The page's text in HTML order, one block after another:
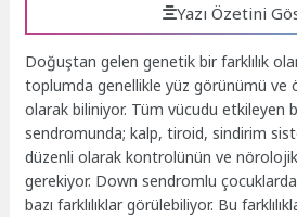
Yazı Özetini
Doğuştan gelen genetik bir farklılık
toplumda genellikle yüz görünümü ve
olarak biliniyor. Tüm vücudu etkileyen
sendromunda; kalp, tiroid, sindirim
düzenli olarak kontrolünün ve nörolojik
gerekiyor. Down sendromlu
bazı farklılıklar görülebiliyor. Bu